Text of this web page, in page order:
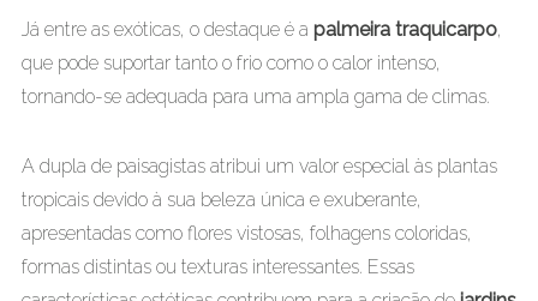
Já entre as exóticas, o destaque é a palmeira traquicarpo,
que pode suportar tanto o frio como o calor intenso,
tornando-se adequada para uma ampla gama de climas.
A dupla de paisagistas atribui um valor especial às plantas
tropicais devido à sua beleza única e exuberante,
apresentadas como flores vistosas, folhagens coloridas,
formas distintas ou texturas interessantes. Essas